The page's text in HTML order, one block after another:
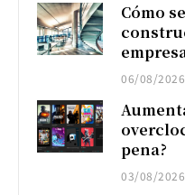
Cómo
06/08/2026
pena?
03/08/2026